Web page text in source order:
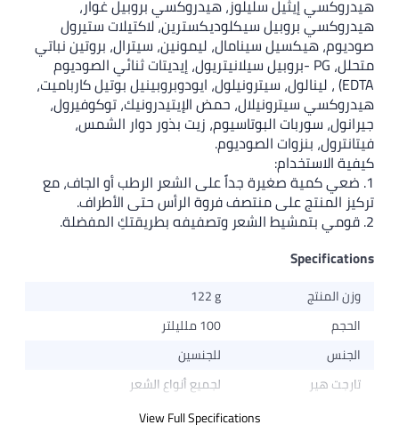
هيدروكسي إيثيل سليلوز، هيدروكسي بروبيل غوار،
هيدروكسي بروبيل سيكلوديكسترين، لاكتيلات ستيرول
صوديوم، هيكسيل سينامال، ليمونين، سيترال، بروتين نباتي
متحلل، PG -بروبيل سيلانيتريول، إيديتات ثنائي الصوديوم
EDTA) ، لينالول، سيترونيلول، ايودوبروبينيل بوتيل كارباميت،
هيدروكسي سيترونيلال، حمض الإيتيدرونيك، توكوفيرول،
جيرانول، سوربات البوتاسيوم، زيت بذور دوار الشمس،
فيتانترول، بنزوات الصوديوم.
كيفية الاستخدام:
1. ضعي كمية صغيرة جداً على الشعر الرطب أو الجاف، مع
تركيز المنتج على منتصف فروة الرأس حتى الأطراف.
2. قومي بتمشيط الشعر وتصفيفه بطريقتكِ المفضلة.
Specifications
وزن المنتج
122 g
الحجم
100 ملليلتر
الجنس
للجنسين
تارجت هير
لجميع أنواع الشعر
View Full Specifications